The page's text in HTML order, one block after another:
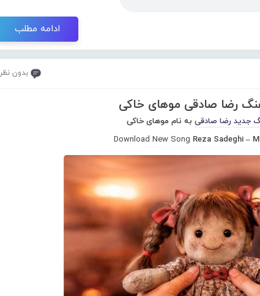
ادامه مطلب
بدون نظر
رضا صادقی موهای خاکی
جدید رضا صادقی به نام موهای خاکی
Download New Song Reza Sadeghi –